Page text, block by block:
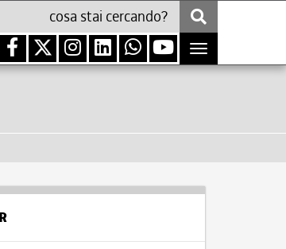
Toggle
navigation